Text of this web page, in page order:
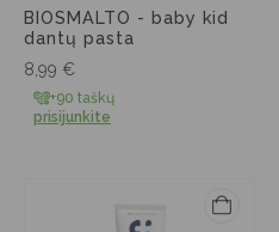
BIOSMALTO - baby kid
dantų pasta
8,99 €
+90 taškų
prisijunkite